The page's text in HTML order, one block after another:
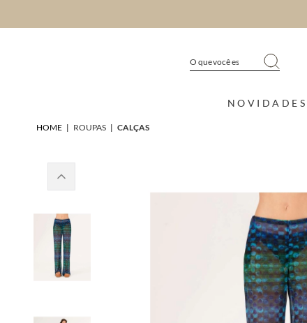
NOVIDADES
HOME | ROUPAS | CALÇAS